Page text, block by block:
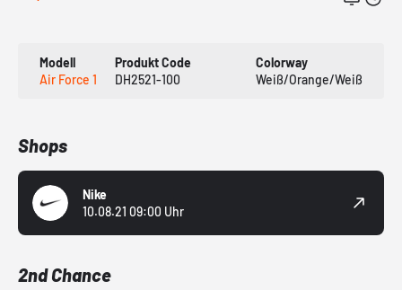
Modell
Air Force 1
Produkt Code
DH2521-100
Colorway
Weiß/Orange/Weiß
Shops
Nike
10.08.21 09:00 Uhr
2nd Chance